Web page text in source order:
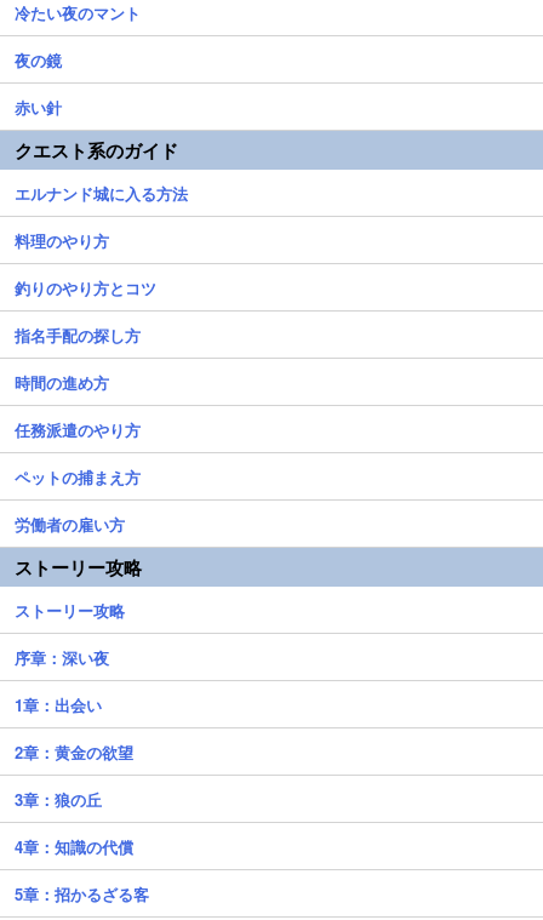
冷たい夜のマント
夜の鏡
赤い針
クエスト系のガイド
エルナンド城に入る方法
料理のやり方
釣りのやり方とコツ
指名手配の探し方
時間の進め方
任務派遣のやり方
ペットの捕まえ方
労働者の雇い方
ストーリー攻略
ストーリー攻略
序章：深い夜
1章：出会い
2章：黄金の欲望
3章：狼の丘
4章：知識の代償
5章：招かるざる客